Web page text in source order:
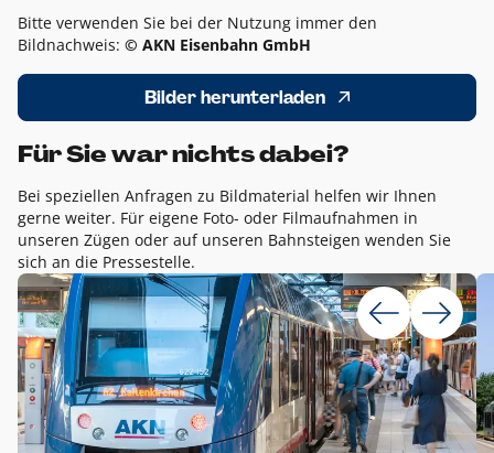
Bitte verwenden Sie bei der Nutzung immer den
Bildnachweis: © AKN Eisenbahn GmbH
Bilder herunterladen
Für Sie war nichts dabei?
Bei speziellen Anfragen zu Bildmaterial helfen wir Ihnen
gerne weiter. Für eigene Foto- oder Filmaufnahmen in
unseren Zügen oder auf unseren Bahnsteigen wenden Sie
sich an die Pressestelle.